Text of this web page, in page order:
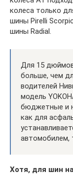
колеса только
шины Pirelli
шины Radial.
Для 15
больше, чем
водителей
модель
бюджетные и
как для
автомобилем,
Хотя, для шин